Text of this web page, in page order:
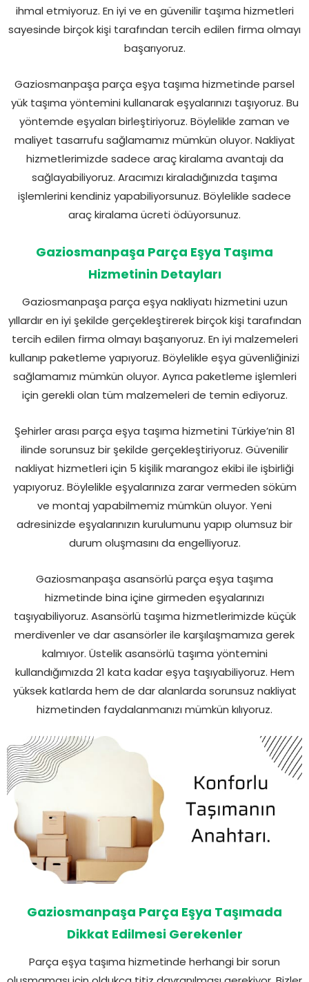
ihmal etmiyoruz. En iyi ve en güvenilir taşıma hizmetleri
sayesinde birçok kişi tarafından tercih edilen firma olmayı
başarıyoruz.
Gaziosmanpaşa parça eşya taşıma hizmetinde parsel
yük taşıma yöntemini kullanarak eşyalarınızı taşıyoruz. Bu
yöntemde eşyaları birleştiriyoruz. Böylelikle zaman ve
maliyet tasarrufu sağlamamız mümkün oluyor. Nakliyat
hizmetlerimizde sadece araç kiralama avantajı da
sağlayabiliyoruz. Aracımızı kiraladığınızda taşıma
işlemlerini kendiniz yapabiliyorsunuz. Böylelikle sadece
araç kiralama ücreti ödüyorsunuz.
Gaziosmanpaşa Parça Eşya Taşıma
Hizmetinin Detayları
Gaziosmanpaşa parça eşya nakliyatı hizmetini uzun
yıllardır en iyi şekilde gerçekleştirerek birçok kişi tarafından
tercih edilen firma olmayı başarıyoruz. En iyi malzemeleri
kullanıp paketleme yapıyoruz. Böylelikle eşya güvenliğinizi
sağlamamız mümkün oluyor. Ayrıca paketleme işlemleri
için gerekli olan tüm malzemeleri de temin ediyoruz.
Şehirler arası parça eşya taşıma hizmetini Türkiye’nin 81
ilinde sorunsuz bir şekilde gerçekleştiriyoruz. Güvenilir
nakliyat hizmetleri için 5 kişilik marangoz ekibi ile işbirliği
yapıyoruz. Böylelikle eşyalarınıza zarar vermeden söküm
ve montaj yapabilmemiz mümkün oluyor. Yeni
adresinizde eşyalarınızın kurulumunu yapıp olumsuz bir
durum oluşmasını da engelliyoruz.
Gaziosmanpaşa asansörlü parça eşya taşıma
hizmetinde bina içine girmeden eşyalarınızı
taşıyabiliyoruz. Asansörlü taşıma hizmetlerimizde küçük
merdivenler ve dar asansörler ile karşılaşmamıza gerek
kalmıyor. Üstelik asansörlü taşıma yöntemini
kullandığımızda 21 kata kadar eşya taşıyabiliyoruz. Hem
yüksek katlarda hem de dar alanlarda sorunsuz nakliyat
hizmetinden faydalanmanızı mümkün kılıyoruz.
Gaziosmanpaşa Parça Eşya Taşımada
Dikkat Edilmesi Gerekenler
Parça eşya taşıma hizmetinde herhangi bir sorun